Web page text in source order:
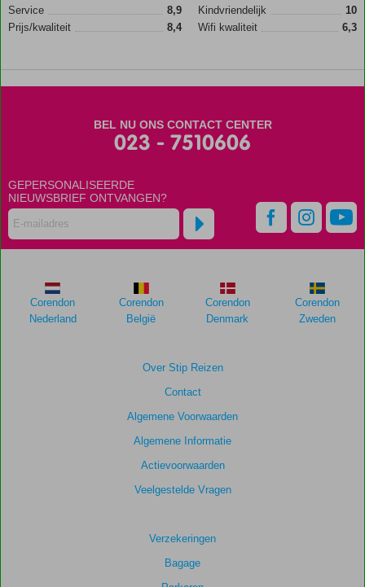
Service
8,9
Prijs/kwaliteit
8,4
Kindvriendelijk
10
Wifi kwaliteit
6,3
BEL NU ONS CONTACT CENTER
023 - 7510606
GEPERSONALISEERDE
NIEUWSBRIEF ONTVANGEN?
Over Stip Reizen
Contact
Algemene Voorwaarden
Algemene Informatie
Actievoorwaarden
Veelgestelde Vragen
Verzekeringen
Bagage
Corendon
Nederland
Corendon
België
Corendon
Denmark
Corendon
Zweden